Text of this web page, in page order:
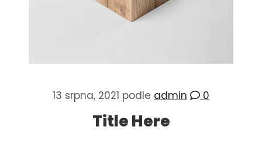
13 srpna, 2021 podle admin 0
Title Here